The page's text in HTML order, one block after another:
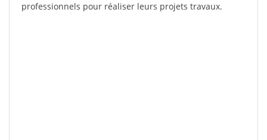
professionnels pour réaliser leurs projets travaux.